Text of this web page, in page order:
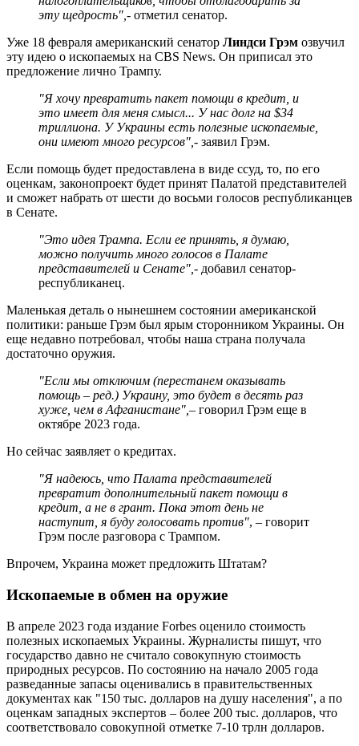
эту щедрость",- отметил сенатор.
Уже 18 февраля американский сенатор Линдси Грэм озвучил
эту идею о ископаемых на CBS News. Он приписал это
предложение лично Трампу.
"Я хочу превратить пакет помощи в кредит, и
это имеет для меня смысл... У нас долг на $34
триллиона. У Украины есть полезные ископаемые,
они имеют много ресурсов",- заявил Грэм.
Если помощь будет предоставлена в виде ссуд, то, по его
оценкам, законопроект будет принят Палатой представителей
и сможет набрать от шести до восьми голосов республиканцев
в Сенате.
"Это идея Трампа. Если ее принять, я думаю,
можно получить много голосов в Палате
представителей и Сенате",- добавил сенатор-
республиканец.
Маленькая деталь о нынешнем состоянии американской
политики: раньше Грэм был ярым сторонником Украины. Он
еще недавно потребовал, чтобы наша страна получала
достаточно оружия.
"Если мы отключим (перестанем оказывать
помощь – ред.) Украину, это будет в десять раз
хуже, чем в Афганистане",– говорил Грэм еще в
октябре 2023 года.
Но сейчас заявляет о кредитах.
"Я надеюсь, что Палата представителей
превратит дополнительный пакет помощи в
кредит, а не в грант. Пока этот день не
наступит, я буду голосовать против", – говорит
Грэм после разговора с Трампом.
Впрочем, Украина может предложить Штатам?
Ископаемые в обмен на оружие
В апреле 2023 года издание Forbes оценило стоимость
полезных ископаемых Украины. Журналисты пишут, что
государство давно не считало совокупную стоимость
природных ресурсов. По состоянию на начало 2005 года
разведанные запасы оценивались в правительственных
документах как "150 тыс. долларов на душу населения", а по
оценкам западных экспертов – более 200 тыс. долларов, что
соответствовало совокупной отметке 7-10 трлн долларов.